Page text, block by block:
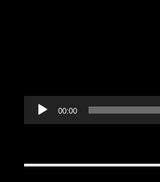
ー
00:00